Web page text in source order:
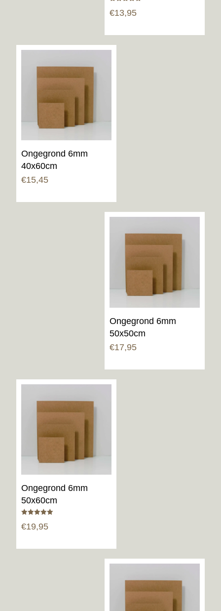
5.00
€13,95
Ongegrond 6mm
40x60cm
€15,45
Ongegrond 6mm
50x50cm
€17,95
Ongegrond 6mm
50x60cm
5.00
€19,95